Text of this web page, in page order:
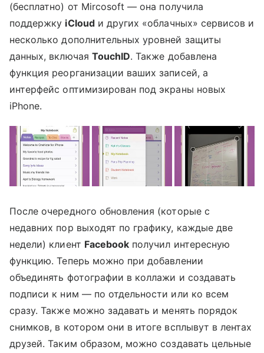
(бесплатно) от Mircosoft — она получила
поддержку iCloudи других «облачных» сервисов и
несколько дополнительных уровней защиты
данных, включая TouchID. Также добавлена
функция реорганизации ваших записей, а
интерфейс оптимизирован под экраны новых
iPhone.
После очередного обновления (которые с
недавних пор выходят по графику, каждые две
недели) клиент Facebook получил интересную
функцию. Теперь можно при добавлении
объединять фотографии в коллажи и создавать
подписи к ним — по отдельности или ко всем
сразу. Также можно задавать и менять порядок
снимков, в котором они в итоге всплывут в лентах
друзей. Таким образом, можно создавать цельные